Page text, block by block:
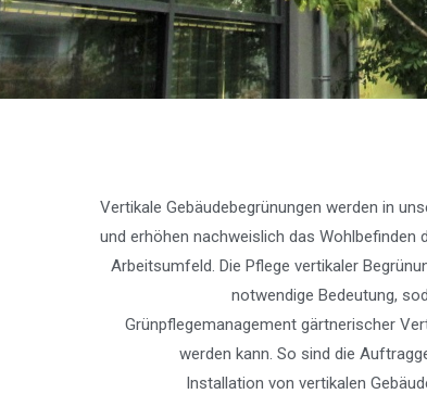
Vertikale Gebäudebegrünungen werden in
und erhöhen nachweislich das Wohlbefinden
Arbeitsumfeld. Die Pflege vertikaler
notwendige Bedeutung,
Grünpflegemanagement gärtnerischer
werden kann. So sind die
Installation von vertikalen